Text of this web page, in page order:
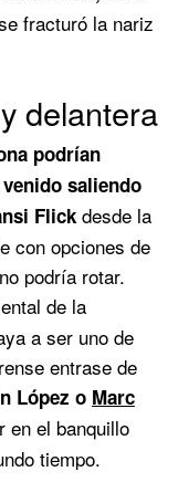
fracturó la nariz
delantera
podrían
saliendo
Flick desde la
con opciones de
podría rotar.
de la
a ser uno de
entrase de
López o Marc
en el banquillo
tiempo.